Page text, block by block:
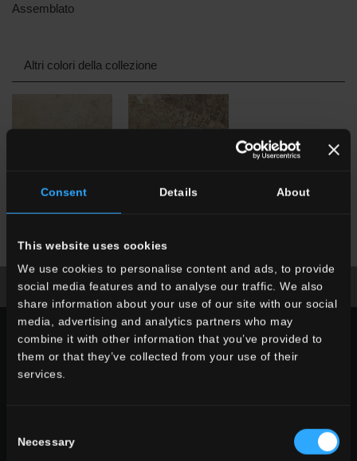
Consent Details About
This website uses cookies
We use cookies to personalise content and ads, to provide
social media features and to analyse our traffic. We also
share information about your use of our site with our social
media, advertising and analytics partners who may
combine it with other information that you’ve provided to
them or that they’ve collected from your use of their
services.
Selection
Necessary
Assemblato
Altri colori della collezione
SDMBorgogna
télécharger la brochure demander des infos
CHOISIR UNE COLLECTION PAR:
utilisation